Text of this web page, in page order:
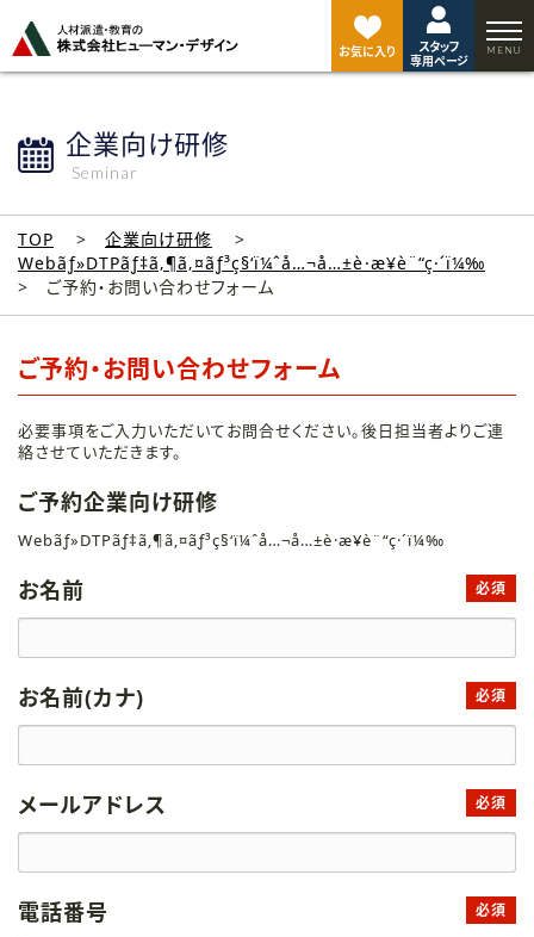
お気に入り
スタッフ
専用ページ
企業向け研修
Seminar
TOP
企業向け研修
Webãƒ»DTPãƒ‡ã‚¶ã‚¤ãƒ³ç§‘ï¼ˆå…¬å…±è·æ¥­è¨“ç·´ï¼‰
ご予約・お問い合わせフォーム
ご予約・お問い合わせフォーム
必要事項をご入力いただいてお問合せください。後日担当者よりご連
絡させていただきます。
ご予約企業向け研修
Webãƒ»DTPãƒ‡ã‚¶ã‚¤ãƒ³ç§‘ï¼ˆå…¬å…±è·æ¥­è¨“ç·´ï¼‰
お名前 必須
お名前(カナ) 必須
メールアドレス 必須
電話番号 必須
ジ
ト